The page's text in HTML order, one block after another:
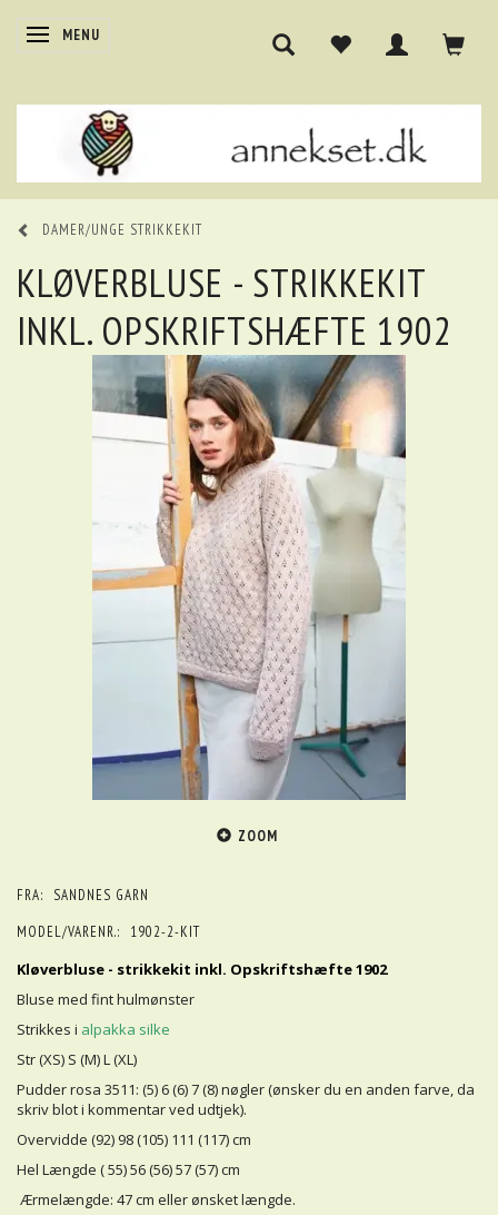
SKIFTE NAVIGATION
MENU
DAMER/UNGE STRIKKEKIT
KLØVERBLUSE - STRIKKEKIT
INKL. OPSKRIFTSHÆFTE 1902
ZOOM
FRA:
SANDNES GARN
MODEL/VARENR.:
1902-2-KIT
Kløverbluse - strikkekit inkl. Opskriftshæfte 1902
Bluse med fint hulmønster
Strikkes i alpakka silke
Str (XS) S (M) L (XL)
Pudder rosa 3511: (5) 6 (6) 7 (8) nøgler (ønsker du en anden farve, da
skriv blot i kommentar ved udtjek).
Overvidde (92) 98 (105) 111 (117) cm
Hel Længde ( 55) 56 (56) 57 (57) cm
Ærmelængde: 47 cm eller ønsket længde.